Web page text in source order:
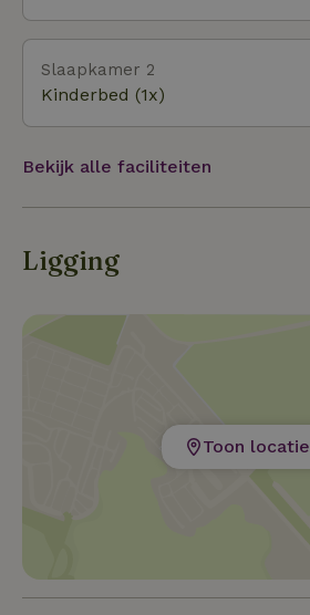
Slaapkamer 2
Kinderbed (1x)
Bekijk alle faciliteiten
Ligging
Toon locatie